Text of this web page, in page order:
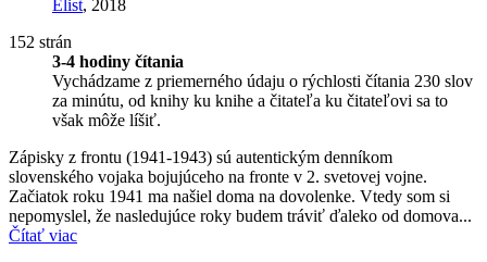
Elist, 2018
152 strán
3-4 hodiny čítania
Vychádzame z priemerného údaju o rýchlosti čítania 230 slov
za minútu, od knihy ku knihe a čitateľa ku čitateľovi sa to
však môže líšiť.
Zápisky z frontu (1941-1943) sú autentickým denníkom
slovenského vojaka bojujúceho na fronte v 2. svetovej vojne.
Začiatok roku 1941 ma našiel doma na dovolenke. Vtedy som si
nepomyslel, že nasledujúce roky budem tráviť ďaleko od domova...
Čítať viac